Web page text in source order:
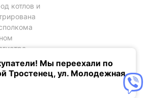
котлов и
№192786120.
Мы переехали по
Тростенец, ул. Молодежная,